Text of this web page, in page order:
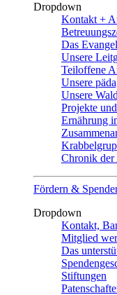
Dropdown
Kontakt +
Das
Unsere
Teiloffene
Unsere
Unsere
Projekte
Ernährung
Chronik der
Fördern &
Dropdown
Kontakt,
Mitglied
Das
Stiftungen